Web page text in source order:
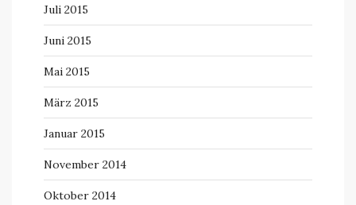
Juli 2015
Juni 2015
Mai 2015
März 2015
Januar 2015
November 2014
Oktober 2014